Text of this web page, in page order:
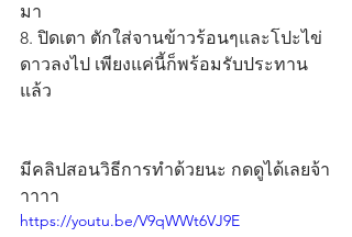
มา
8. ปิดเตา ตักใส่จานข้าวร้อนๆและโปะไข่
ดาวลงไป เพียงแค่นี้ก็พร้อมรับประทาน
แล้ว
มีคลิปสอนวิธีการทำด้วยนะ กดดูได้เลยจ้า
าาาา
https://youtu.be/V9qWWt6VJ9E